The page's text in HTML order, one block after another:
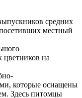
средних
местный
цветников на
которые оснащены
Здесь питомцы